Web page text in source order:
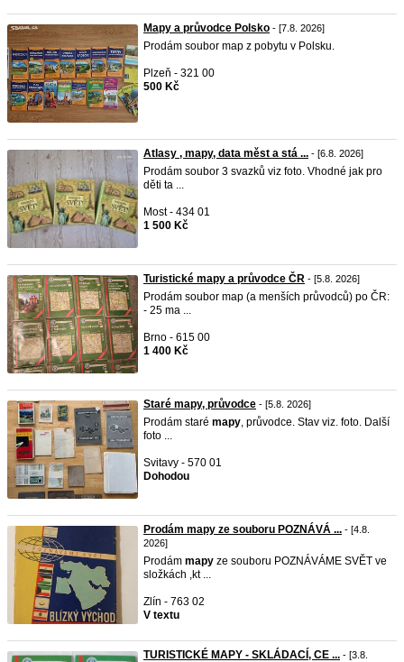
Mapy a průvodce Polsko - [7.8. 2026]
Prodám soubor map z pobytu v Polsku.
Plzeň - 321 00
500 Kč
Atlasy , mapy, data měst a stá ... - [6.8. 2026]
Prodám soubor 3 svazků viz foto. Vhodné jak pro
děti ta ...
Most - 434 01
1 500 Kč
Turistické mapy a průvodce ČR - [5.8. 2026]
Prodám soubor map (a menších průvodců) po ČR:
- 25 ma ...
Brno - 615 00
1 400 Kč
Staré mapy, průvodce - [5.8. 2026]
Prodám staré mapy, průvodce. Stav viz. foto. Další
foto ...
Svitavy - 570 01
Dohodou
Prodám mapy ze souboru POZNÁVÁ ... - [4.8.
2026]
Prodám mapy ze souboru POZNÁVÁME SVĚT ve
složkách ,kt ...
Zlín - 763 02
V textu
TURISTICKÉ MAPY - SKLÁDACÍ, CE ... - [3.8.